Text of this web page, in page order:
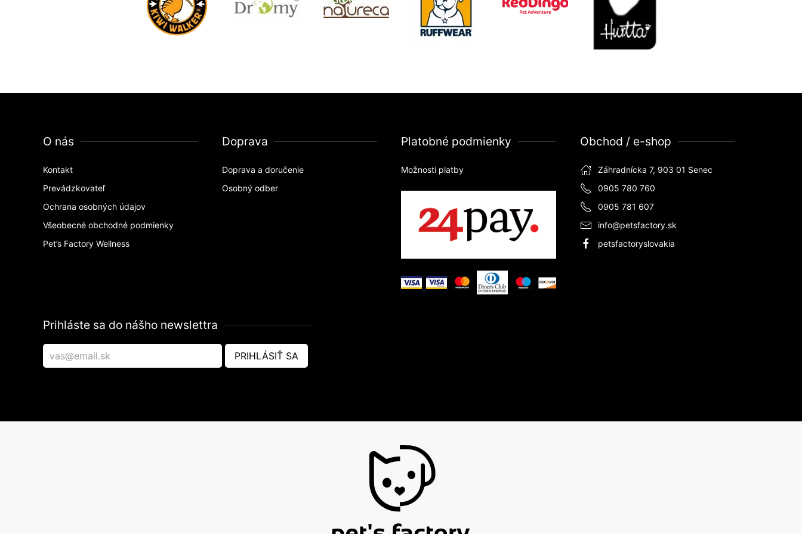
O nás
Kontakt
Prevádzkovateľ
Ochrana osobných údajov
Všeobecné obchodné podmienky
Pet’s Factory Wellness
Doprava
Doprava a doručenie
Osobný odber
Platobné podmienky
Možnosti platby
Obchod / e-shop
Záhradnícka 7, 903 01 Senec
0905 780 760
0905 781 607
info@petsfactory.sk
petsfactoryslovakia
Prihláste sa do nášho newslettra
PRIHLÁSIŤ SA